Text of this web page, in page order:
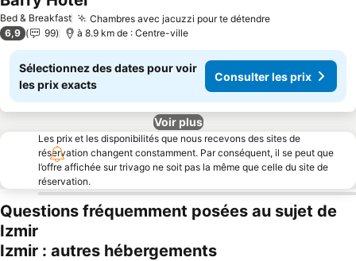
Bed & Breakfast Chambres avec jacuzzi pour te détendre
6,9 99 à 8.9 km de : Centre-ville
Sélectionnez des dates pour voir
les prix exacts
Consulter les prix
Voir plus
Les prix et les disponibilités que nous recevons des sites de
réservation changent constamment. Par conséquent, il se peut que
l’offre affichée sur trivago ne soit pas la même que celle du site de
réservation.
Questions fréquemment posées au sujet de
Izmir
Izmir : autres hébergements